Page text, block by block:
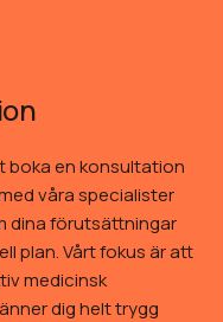
boka en konsultation
våra specialister
dina förutsättningar
plan. Vårt fokus är att
medicinsk
dig helt trygg